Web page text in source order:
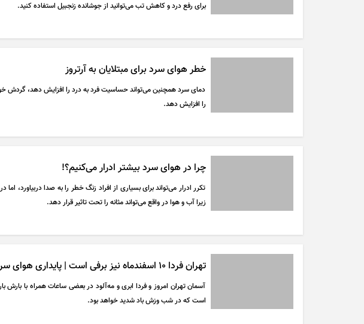
برای رفع درد و کاهش تب می‌توانید از جوشانده زنجبیل استفاده کنید.
خطر هوای سرد برای مبتلایان به آرتروز
دمای سرد همچنین می‌تواند حساسیت فرد به درد را افزایش دهد، گردش
را افزایش دهد.
چرا در هوای سرد بیشتر ادرار می‌کنیم؟!
تکرر ادرار می‌تواند برای بسیاری از افراد زنگ خطر را به صدا دربیاورد، اما
زیرا آب و هوا در واقع می‌تواند مثانه را تحت تاثیر قرار دهد.
تهران فردا ۱۰ اسفندماه نیز برفی است | پایداری هوای سرد تا آخر هفته آینده
آسمان تهران امروز و فردا ابری و مه‌آلود در بعضی ساعات همراه با بارش
است که در شب وزش باد شدید خواهد بود.